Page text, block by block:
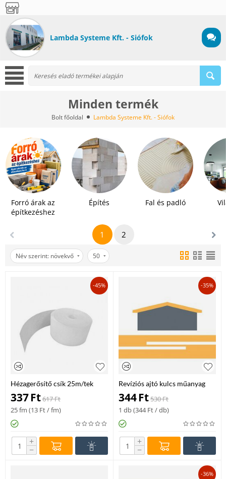
Lambda Systeme Kft. - Siófok
Minden termék
Bolt főoldal Lambda Systeme Kft. - Siófok
Forró árak az
építkezéshez
Építés Fal és padló
1 2
Név szerint: növekvő 50
-45%
Hézagerősítő csík 25m/tek
337Ft617Ft
25 fm (13 Ft/ fm)
+
−
-35%
Revíziós ajtó kulcs műanyag
344Ft530Ft
1 db (344Ft/ db)
+
−
-36%